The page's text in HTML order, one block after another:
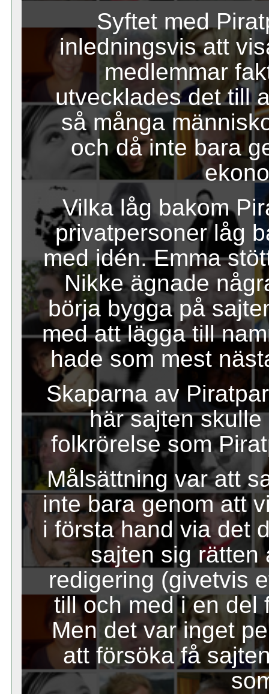
Syftet med
inledningsvis att
medlemmar
utvecklades det till
så många
och då inte bara
Vilka låg bakom
privatpersoner låg
med idén. Emma
Nikke ägnade
börja bygga på
med att lägga till
hade som mest
Skaparna av
här sajten
folkrörelse som
Målsättning var att
inte bara genom att
i första hand via det
sajten sig rätten
redigering (givetvis
till och med i en del
Men det var inget
att försöka få